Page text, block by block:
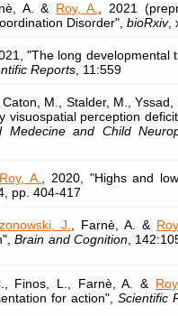
A. & Roy, A.
, 2021
Disorder", bioRxiv,
"The long developmental
Reports , 11:559
Caton, M., Stalder, M., Yssad,
visuospatial perception
Medecine and Child
Roy, A.
, 2020, "Highs and
pp. 404-417
J. , Farnè, A. &
Brain and Cognition,
Finos, L., Farnè, A. &
for action", Scientific